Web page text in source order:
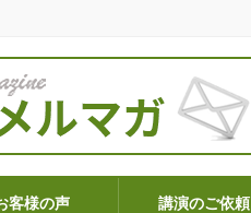
客様の声 講演のご依頼